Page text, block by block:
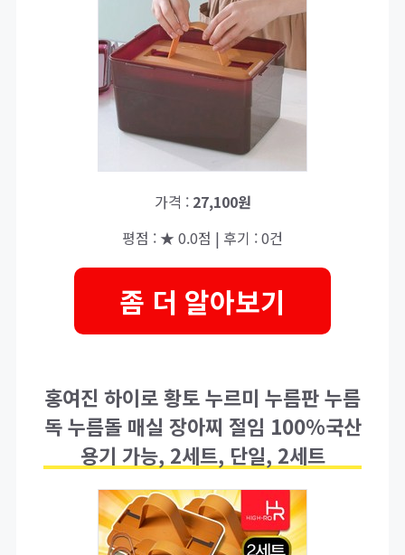
가격 : 27,100원
평점 : ★ 0.0점 | 후기 : 0건
좀 더 알아보기
홍여진 하이로 황토 누르미 누름판 누름
독 누름돌 매실 장아찌 절임 100%국산
용기 가능, 2세트, 단일, 2세트